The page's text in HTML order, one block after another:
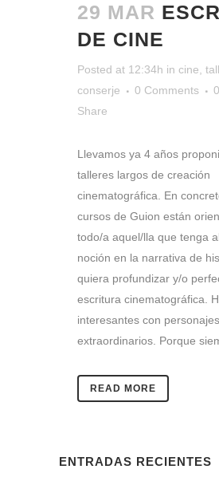
29 MAR
DE CINE
Posted at 12:34h in cine,
conserje
0 Comments 0
Share
Llevamos ya 4 años
talleres largos de creación
cinematográfica. En
cursos de Guion están
todo/a aquel/lla que tenga
noción en la narrativa de
quiera profundizar y/o
escritura cinematográfica.
interesantes con personajes
extraordinarios. Porque
READ MORE
ENTRADAS RECIENTES